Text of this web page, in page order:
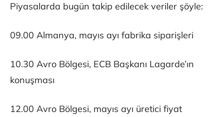
Piyasalarda bugün takip edilecek veriler şöyle:
09.00 Almanya, mayıs ayı fabrika siparişleri
10.30 Avro Bölgesi, ECB Başkanı Lagarde’ın
konuşması
12.00 Avro Bölgesi, mayıs ayı üretici fiyat